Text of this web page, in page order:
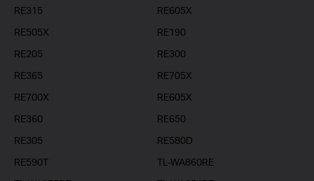
RE315
RE605X
RE505X
RE190
RE205
RE300
RE365
RE705X
RE700X
RE605X
RE360
RE650
RE305
RE580D
RE590T
TL-WA860RE